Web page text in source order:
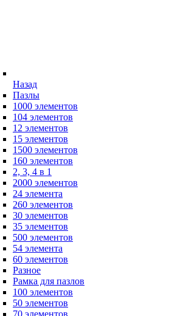
Назад
Пазлы
1000 элементов
104 элементов
12 элементов
15 элементов
1500 элементов
160 элементов
2, 3, 4 в 1
2000 элементов
24 элемента
260 элементов
30 элементов
35 элементов
500 элементов
54 элемента
60 элементов
Разное
Рамка для пазлов
100 элементов
50 элементов
70 элементов